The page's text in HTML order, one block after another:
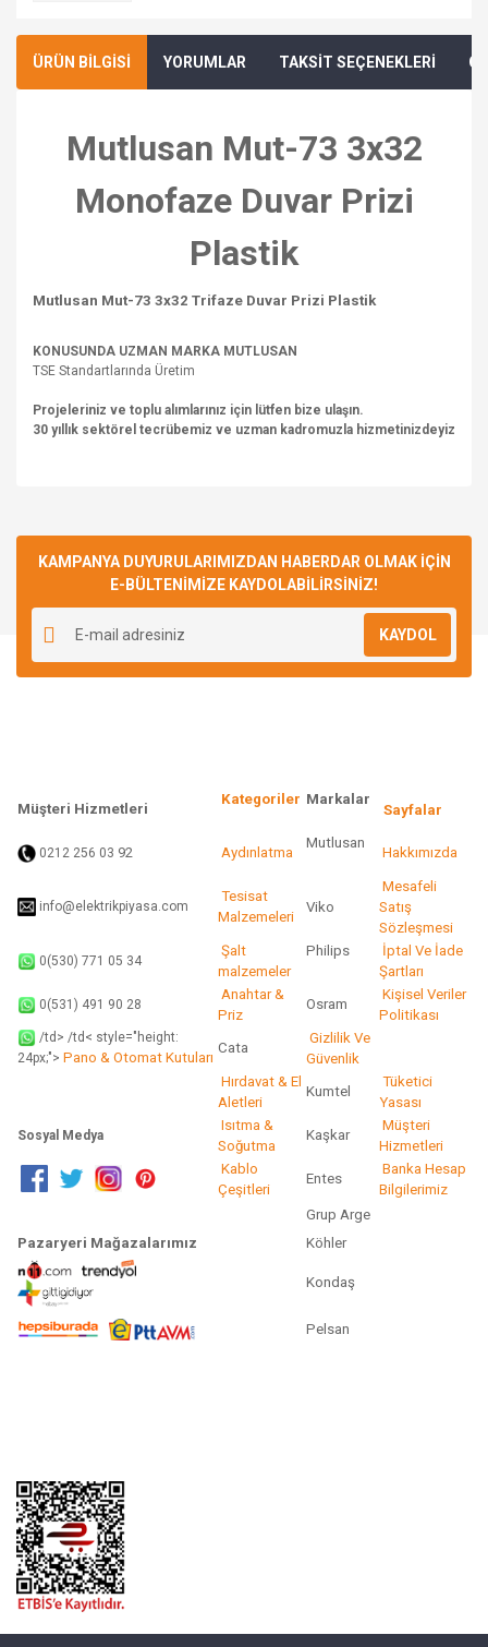
ÜRÜN BİLGİSİ YORUMLAR TAKSİT SEÇENEKLERİ
Mutlusan Mut-73 3x32
Monofaze Duvar Prizi
Plastik
Mutlusan Mut-73 3x32 Trifaze Duvar Prizi Plastik
KONUSUNDA UZMAN MARKA MUTLUSAN
TSE Standartlarında Üretim
Projeleriniz ve toplu alımlarınız için lütfen bize ulaşın.
30 yıllık sektörel tecrübemiz ve uzman kadromuzla hizmetinizdeyiz
Yorum Yaz
kullanarak tarafımıza iletebilirsiniz.
Görüş ve önerileriniz için teşekkür ederiz.
Ürün resmi kalitesiz, bozuk veya görüntülenemiyor.
Ürün açıklamasında eksik bilgiler bulunuyor.
Ürün bilgilerinde hatalar bulunuyor.
KAMPANYA DUYURULARIMIZDAN HABERDAR OLMAK İÇİN
E-BÜLTENİMİZE KAYDOLABİLİRSİNİZ!
KAYDOL
Müşteri Hizmetleri
Kategoriler Markalar
Sayfalar
0212 256 03 92 Aydınlatma
Mutlusan
Hakkımızda
info@elektrikpiyasa.com
Tesisat
Malzemeleri
Viko
Mesafeli
Satış
Sözleşmesi
0(530) 771 05 34
Şalt
malzemeler
Philips
İptal Ve İade
Şartları
0(531) 491 90 28
Anahtar &
Priz
Osram
Kişisel Veriler
Politikası
/td> /td< style="height:
24px;"> Pano & Otomat Kutuları
Cata
Gizlilik Ve
Güvenlik
Hırdavat & El
Aletleri
Kumtel
Tüketici
Yasası
Sosyal Medya
Isıtma &
Soğutma
Kaşkar
Müşteri
Hizmetleri
Kablo
Çeşitleri
Entes
Banka Hesap
Bilgilerimiz
Grup Arge
Pazaryeri Mağazalarımız
Köhler
Kondaş
Pelsan